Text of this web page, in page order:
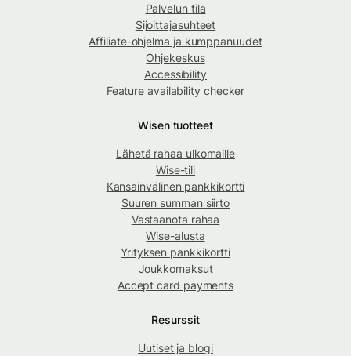
Palvelun tila
Sijoittajasuhteet
Affiliate-ohjelma ja kumppanuudet
Ohjekeskus
Accessibility
Feature availability checker
Wisen tuotteet
Lähetä rahaa ulkomaille
Wise-tili
Kansainvälinen pankkikortti
Suuren summan siirto
Vastaanota rahaa
Wise-alusta
Yrityksen pankkikortti
Joukkomaksut
Accept card payments
Resurssit
Uutiset ja blogi